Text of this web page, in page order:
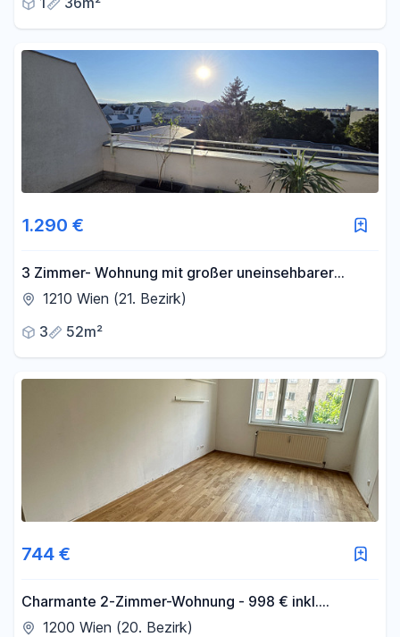
1.290 €
3 Zimmer- Wohnung mit großer uneinsehbarer
Terrasse und einer weiteren kleinen Terrasse
1210 Wien (21. Bezirk)
3
52m²
744 €
Charmante 2-Zimmer-Wohnung - 998 € inkl.
Betriebskosten und Heizung
1200 Wien (20. Bezirk)